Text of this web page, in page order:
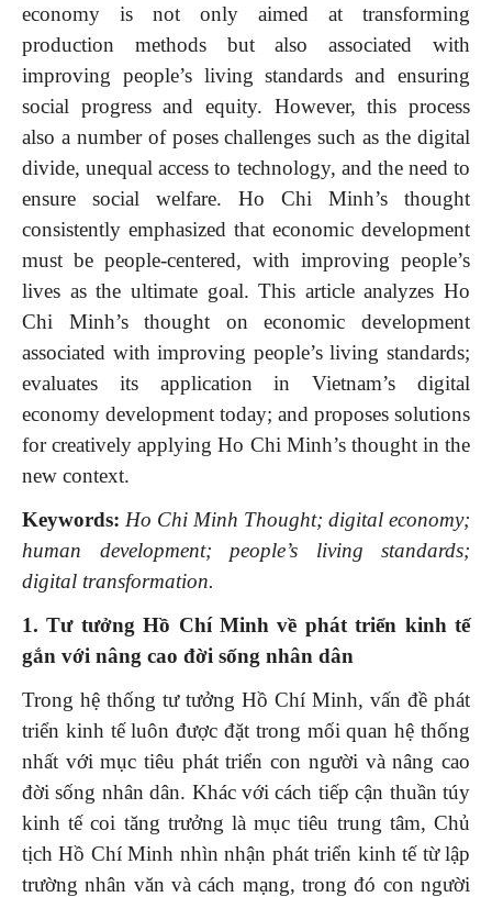
economy is not only aimed at transforming
production methods but also associated with
improving people’s living standards and ensuring
social progress and equity. However, this process
also a number of poses challenges such as the digital
divide, unequal access to technology, and the need to
ensure social welfare. Ho Chi Minh’s thought
consistently emphasized that economic development
must be people-centered, with improving people’s
lives as the ultimate goal. This article analyzes Ho
Chi Minh’s thought on economic development
associated with improving people’s living standards;
evaluates its application in Vietnam’s digital
economy development today; and proposes solutions
for creatively applying Ho Chi Minh’s thought in the
new context.
Keywords: Ho Chi Minh Thought; digital economy;
human development; people’s living standards;
digital transformation.
1. Tư tưởng Hồ Chí Minh về phát triển kinh tế
gắn với nâng cao đời sống nhân dân
Trong hệ thống tư tưởng Hồ Chí Minh, vấn đề phát
triển kinh tế luôn được đặt trong mối quan hệ thống
nhất với mục tiêu phát triển con người và nâng cao
đời sống nhân dân. Khác với cách tiếp cận thuần túy
kinh tế coi tăng trưởng là mục tiêu trung tâm, Chủ
tịch Hồ Chí Minh nhìn nhận phát triển kinh tế từ lập
trường nhân văn và cách mạng, trong đó con người